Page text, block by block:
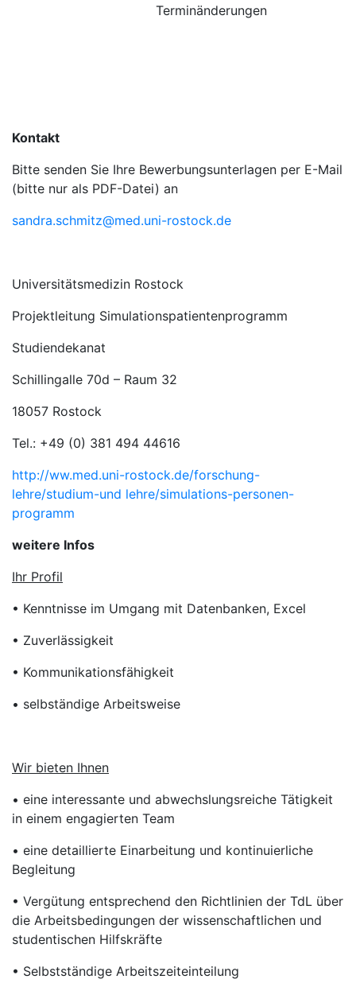
Terminänderungen
Kontakt
Bitte senden Sie Ihre Bewerbungsunterlagen per E-Mail
(bitte nur als PDF-Datei) an
sandra.schmitz@med.uni-rostock.de
Universitätsmedizin Rostock
Projektleitung Simulationspatientenprogramm
Studiendekanat
Schillingalle 70d – Raum 32
18057 Rostock
Tel.: +49 (0) 381 494 44616
http://ww.med.uni-rostock.de/forschung-
lehre/studium-und lehre/simulations-personen-
programm
weitere Infos
Ihr Profil
• Kenntnisse im Umgang mit Datenbanken, Excel
• Zuverlässigkeit
• Kommunikationsfähigkeit
• selbständige Arbeitsweise
Wir bieten Ihnen
• eine interessante und abwechslungsreiche Tätigkeit
in einem engagierten Team
• eine detaillierte Einarbeitung und kontinuierliche
Begleitung
• Vergütung entsprechend den Richtlinien der TdL über
die Arbeitsbedingungen der wissenschaftlichen und
studentischen Hilfskräfte
• Selbstständige Arbeitszeiteinteilung